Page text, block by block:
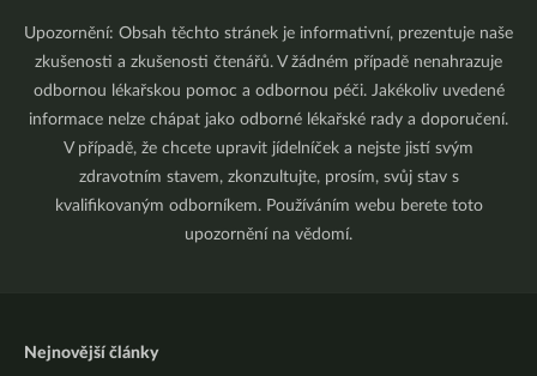
Upozornění: Obsah těchto stránek je informativní, prezentuje naše
zkušenosti a zkušenosti čtenářů. V žádném případě nenahrazuje
odbornou lékařskou pomoc a odbornou péči. Jakékoliv uvedené
informace nelze chápat jako odborné lékařské rady a doporučení.
V případě, že chcete upravit jídelníček a nejste jistí svým
zdravotním stavem, zkonzultujte, prosím, svůj stav s
kvalifikovaným odborníkem. Používáním webu berete toto
upozornění na vědomí.
Nejnovější články